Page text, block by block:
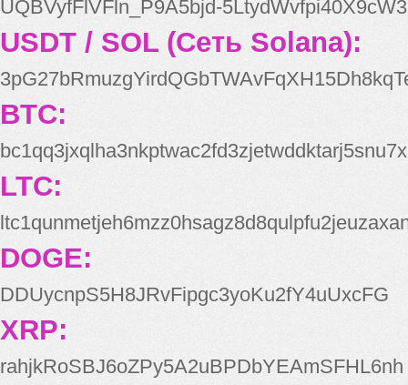
UQBVyfFlVFln_P9A5bjd-
USDT / SOL (Сеть Solana):
BTC:
bc1qq3jxqlha3nkptwac2fd3zjetwddktarj5snu7x
LTC:
DOGE:
DDUycnpS5H8JRvFipgc3yoKu2fY4uUxcFG
XRP:
rahjkRoSBJ6oZPy5A2uBPDbYEAmSFHL6nh